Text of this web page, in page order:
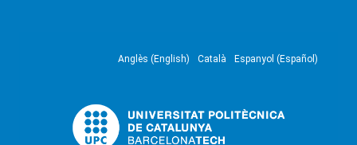
Anglès (English) Català Espanyol (Español)